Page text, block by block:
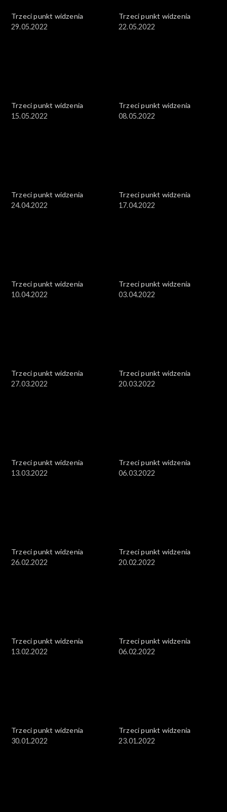
Trzeci punkt widzenia
29.05.2022
Trzeci punkt widzenia
22.05.2022
Trzeci punkt widzenia
15.05.2022
Trzeci punkt widzenia
08.05.2022
Trzeci punkt widzenia
24.04.2022
Trzeci punkt widzenia
17.04.2022
Trzeci punkt widzenia
10.04.2022
Trzeci punkt widzenia
03.04.2022
Trzeci punkt widzenia
27.03.2022
Trzeci punkt widzenia
20.03.2022
Trzeci punkt widzenia
13.03.2022
Trzeci punkt widzenia
06.03.2022
Trzeci punkt widzenia
26.02.2022
Trzeci punkt widzenia
20.02.2022
Trzeci punkt widzenia
13.02.2022
Trzeci punkt widzenia
06.02.2022
Trzeci punkt widzenia
30.01.2022
Trzeci punkt widzenia
23.01.2022